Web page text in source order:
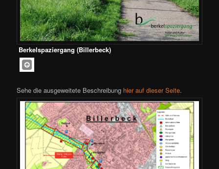
Berkelspaziergang (Billerbeck)
Sehe die ausgeweitete Beschreibung hier auf dieser Seite.